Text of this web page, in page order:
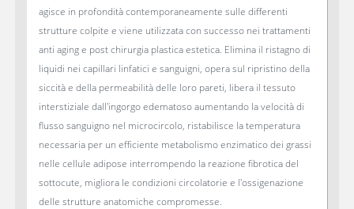
agisce in profondità contemporaneamente sulle differenti
strutture colpite e viene utilizzata con successo nei trattamenti
anti aging e post chirurgia plastica estetica. Elimina il ristagno di
liquidi nei capillari linfatici e sanguigni, opera sul ripristino della
siccità e della permeabilità delle loro pareti, libera il tessuto
interstiziale dall'ingorgo edematoso aumentando la velocità di
flusso sanguigno nel microcircolo, ristabilisce la temperatura
necessaria per un efficiente metabolismo enzimatico dei grassi
nelle cellule adipose interrompendo la reazione fibrotica del
sottocute, migliora le condizioni circolatorie e l'ossigenazione
delle strutture anatomiche compromesse.